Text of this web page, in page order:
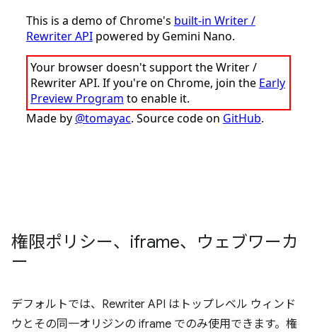
権限ポリシー、iframe、ウェブワーカ
ー
デフォルトでは、Rewriter API はトップレベル ウィンド
ウとその同一オリジンの iframe でのみ使用できます。権